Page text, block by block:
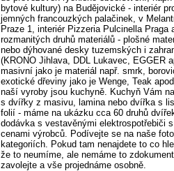
bytové kultury) na Budějovické - interiér
jemných francouzkých palačinek, v
Praze 1, interiér Pizzeria Pulcinella Praga
rozmanitých druhů materiálů - plošné
nebo dýhované desky tuzemských i
(KRONO Jihlava, DDL Lukavec, EGGER
masivní jako je materiál např. smrk,
exotické dřeviny jako je Wenge, Teak
naší vyroby jsou kuchyně. Kuchyň Vám
s dvířky z masivu, lamina nebo dvířka s
folií - máme na ukázku cca 60 druhů
dodávka s vestavěnými elektrospotřebiči
cenami výrobců. Podívejte se na naše
kategoriích. Pokud tam nenajdete to co
že to neumíme, ale nemáme to
zavolejte a vše projednáme osobně.